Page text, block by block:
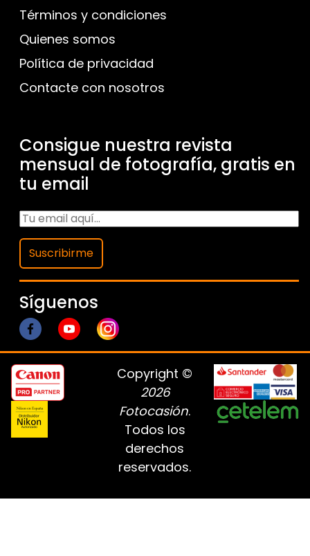
Términos y condiciones
Quienes somos
Política de privacidad
Contacte con nosotros
Consigue nuestra revista
mensual de fotografía, gratis en
tu email
Suscribirme
Síguenos
Copyright ©
2026
Fotocasión.
Todos los
derechos
reservados.